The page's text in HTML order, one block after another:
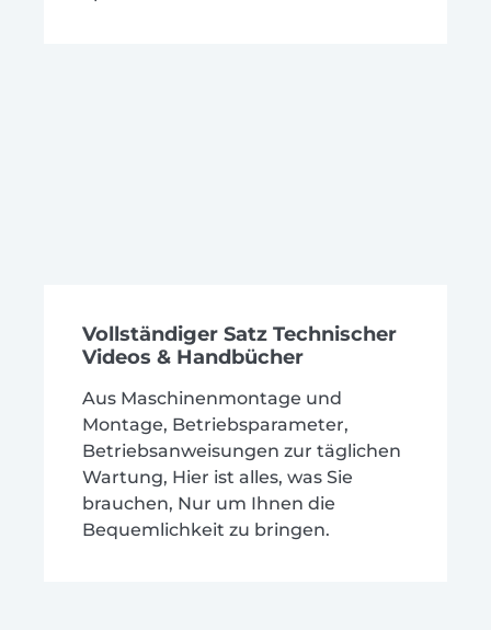
Vollständiger Satz Technischer
Videos & Handbücher
Aus Maschinenmontage und
Montage, Betriebsparameter,
Betriebsanweisungen zur täglichen
Wartung, Hier ist alles, was Sie
brauchen, Nur um Ihnen die
Bequemlichkeit zu bringen.